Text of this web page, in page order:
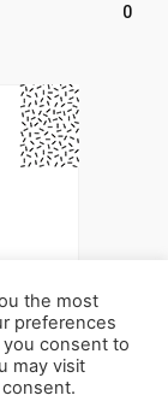
0
the most
preferences
you consent to
may visit